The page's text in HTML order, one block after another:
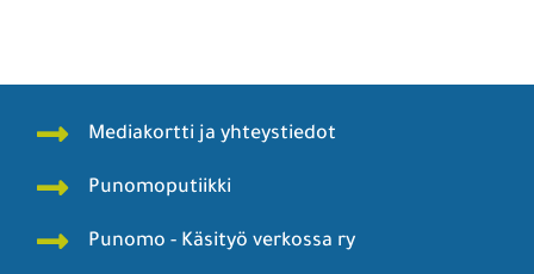
Mediakortti ja yhteystiedot
Punomoputiikki
Punomo - Käsityö verkossa ry